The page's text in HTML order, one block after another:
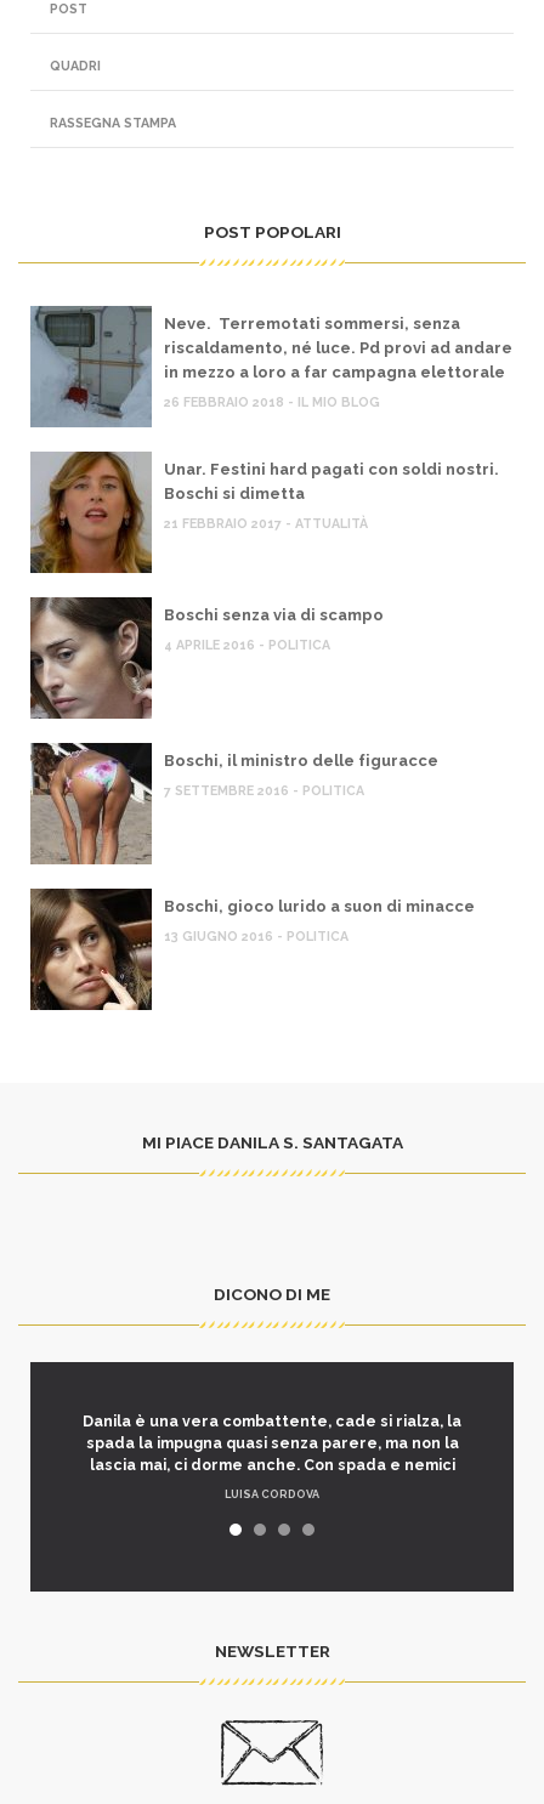
POST
QUADRI
RASSEGNA STAMPA
POST POPOLARI
Neve. Terremotati sommersi, senza
riscaldamento, né luce. Pd provi ad andare
in mezzo a loro a far campagna elettorale
26 FEBBRAIO 2018 - IL MIO BLOG
Unar. Festini hard pagati con soldi nostri.
Boschi si dimetta
21 FEBBRAIO 2017 - ATTUALITÀ
Boschi senza via di scampo
4 APRILE 2016 - POLITICA
Boschi, il ministro delle figuracce
7 SETTEMBRE 2016 - POLITICA
Boschi, gioco lurido a suon di minacce
13 GIUGNO 2016 - POLITICA
MI PIACE DANILA S. SANTAGATA
DICONO DI ME
Danila è una vera combattente, cade si rialza, la
spada la impugna quasi senza parere, ma non la
lascia mai, ci dorme anche. Con spada e nemici
LUISA CORDOVA
NEWSLETTER